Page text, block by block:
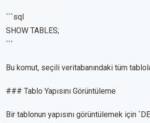
```sql
SHOW TABLES;
```
Bu komut, seçili veritabanındaki tüm
### Tablo Yapısını Görüntüleme
Bir tablonun yapısını görüntülemek için